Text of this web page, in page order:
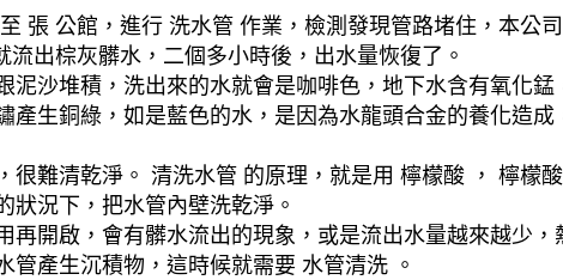
張 公館，進行 洗水管 作業，檢測發現管路堵住，本公
出棕灰髒水，二個多小時後，出水量恢復了。
泥沙堆積，洗出來的水就會是咖啡色，地下水含有氧化
產生銅綠，如是藍色的水，是因為水龍頭合金的養化造
很難清乾淨。 清洗水管 的原理，就是用 檸檬酸 ， 檸檬
狀況下，把水管內壁洗乾淨。
再開啟，會有髒水流出的現象，或是流出水量越來越少
產生沉積物，這時候就需要 水管清洗 。